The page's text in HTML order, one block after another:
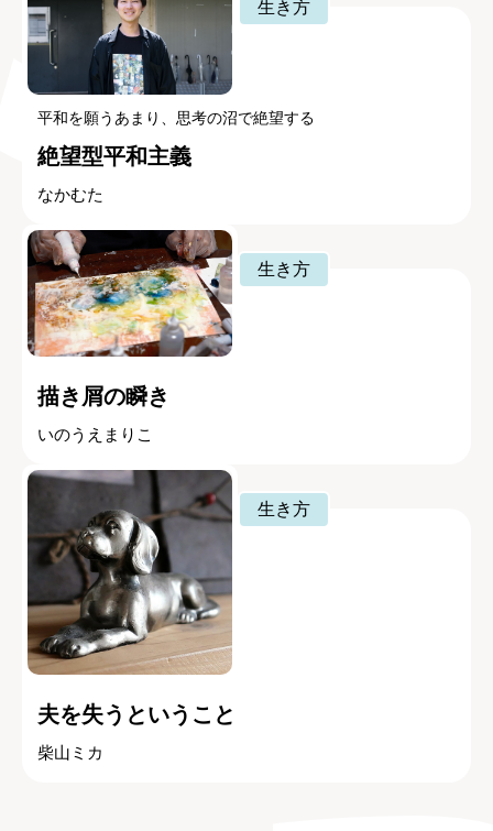
生き方
平和を願うあまり、思考の沼で絶望する
絶望型平和主義
なかむた
生き方
描き屑の瞬き
いのうえまりこ
生き方
夫を失うということ
柴山ミカ